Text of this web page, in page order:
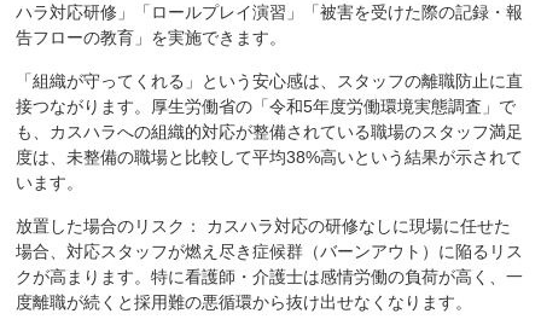
ハラ対応研修」「ロールプレイ演習」「被害を受けた際の記録・報
告フローの教育」を実施できます。
「組織が守ってくれる」という安心感は、スタッフの離職防止に直
接つながります。厚生労働省の「令和5年度労働環境実態調査」で
も、カスハラへの組織的対応が整備されている職場のスタッフ満足
度は、未整備の職場と比較して平均38%高いという結果が示されて
います。
放置した場合のリスク： カスハラ対応の研修なしに現場に任せた
場合、対応スタッフが燃え尽き症候群（バーンアウト）に陥るリス
クが高まります。特に看護師・介護士は感情労働の負荷が高く、一
度離職が続くと採用難の悪循環から抜け出せなくなります。